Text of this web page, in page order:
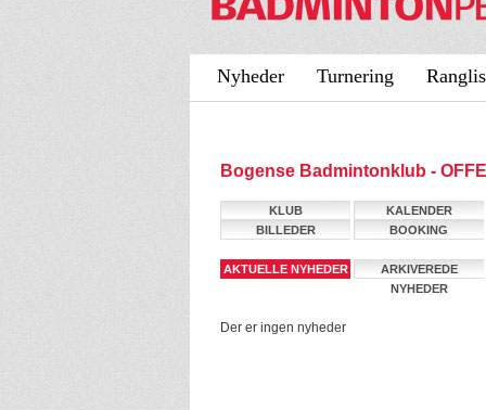
Nyheder Turnering
Bogense Badmintonklub -
KLUB
KALENDER
BILLEDER
BOOKING
AKTUELLE NYHEDER
ARKIVEREDE
NYHEDER
Der er ingen nyheder